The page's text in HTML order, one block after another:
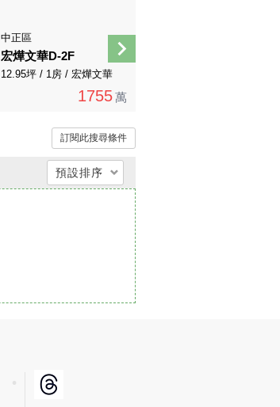
中正區
宏燁文華D-2F
12.95坪 / 1房 / 宏燁文華
1755 萬
訂閱此搜尋條件
預設排序
上架日期新 → 舊